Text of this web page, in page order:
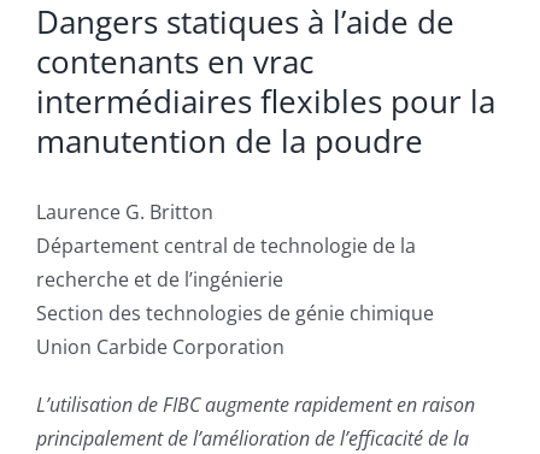
Dangers statiques à l’aide de
contenants en vrac
intermédiaires flexibles pour la
manutention de la poudre
Laurence G. Britton
Département central de technologie de la
recherche et de l’ingénierie
Section des technologies de génie chimique
Union Carbide Corporation
L’utilisation de FIBC augmente rapidement en raison
principalement de l’amélioration de l’efficacité de la